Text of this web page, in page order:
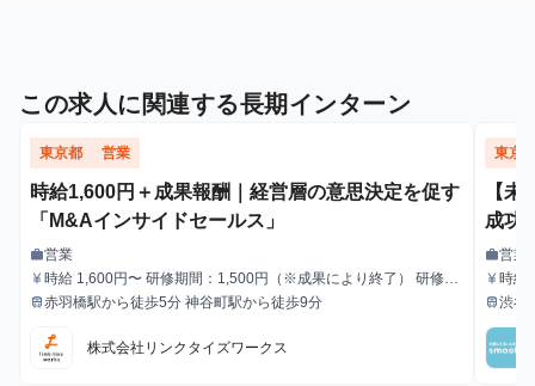
この求人に関連する長期インターン
東京都 営業
時給1,600円＋成果報酬｜経営層の意思決定を促す
「M&Aインサイドセールス」
職種
work営業
給与
currency_yen時給 1,600円〜 研修期間：1,500円（※成果により終了） 研修終
了後：1,600円～ ＼アポ獲得によるインセンティブあり／ 1件〜1
はリセットされます 給与モデル ■月48時間稼働、アポ10件の場
合：176,800円 内訳：48時間×時給1,600円＋10件×インセンティ
最寄駅
train赤羽橋駅から徒歩5分 神谷町駅から徒歩9分
株式会社リンクタイズワークス
東京
【
成功
職種
work営業
給与
currency_yen時給
最寄駅
train渋谷